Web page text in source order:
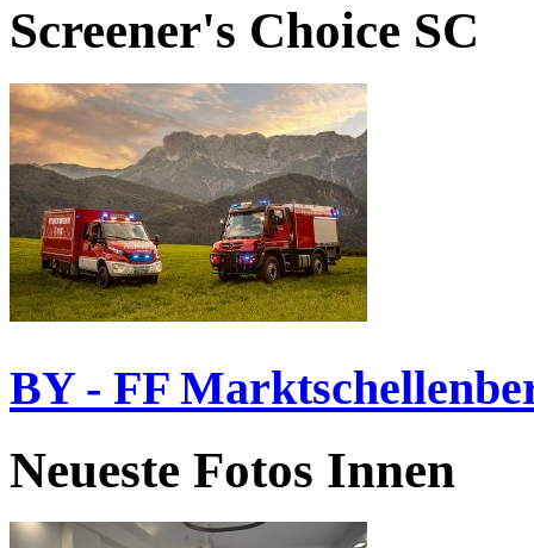
Screener's Choice SC
BY - FF
Neueste Fotos Innen